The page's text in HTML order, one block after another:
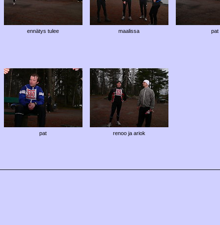
ennätys tulee maalissa pat
pat renoo ja ariok